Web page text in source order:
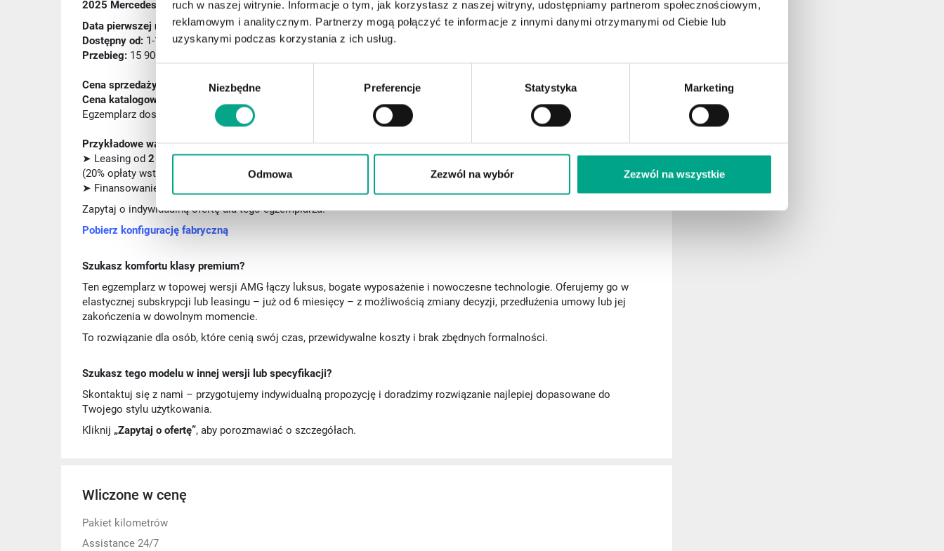
ruch w naszej witrynie. Informacje o tym, jak korzystasz z naszej witryny, udostępniamy partnerom społecznościowym,
reklamowym i analitycznym. Partnerzy mogą połączyć te informacje z innymi danymi otrzymanymi od Ciebie lub
uzyskanymi podczas korzystania z ich usług.
zgody
Niezbędne Preferencje Statystyka Marketing
Odmowa Zezwól na wybór Zezwól na wszystkie
2025 Mercedes-Benz GLC 300 mHEV 4MATIC AMG Line
Data pierwszej rej.: 6.08.2025
Dostępny od: 1-14 dni
Przebieg: 15 900 km
Cena sprzedaży:
289 000 zł brutto
Cena katalogowa producenta:
Egzemplarz dostępny w preferencyjnym finansowaniu.
Przykładowe warianty finansowania:
➤ Leasing od 2 585 zł netto/mies.
(20% opłaty wstępnej, 24 miesiące – wariant poglądowy)
➤ Finansowanie
Zapytaj o indywidualną ofertę dla tego egzemplarza.
Pobierz konfigurację fabryczną
Szukasz komfortu klasy premium?
Ten egzemplarz w topowej wersji AMG łączy luksus, bogate wyposażenie i nowoczesne technologie. Oferujemy go w
elastycznej subskrypcji lub leasingu – już od 6 miesięcy – z możliwością zmiany decyzji, przedłużenia umowy lub jej
zakończenia w dowolnym momencie.
To rozwiązanie dla osób, które cenią swój czas, przewidywalne koszty i brak zbędnych formalności.
Szukasz tego modelu w innej wersji lub specyfikacji?
Skontaktuj się z nami – przygotujemy indywidualną propozycję i doradzimy rozwiązanie najlepiej dopasowane do
Twojego stylu użytkowania.
Kliknij „Zapytaj o ofertę”, aby porozmawiać o szczegółach.
Wliczone w cenę
Pakiet kilometrów
Assistance 24/7